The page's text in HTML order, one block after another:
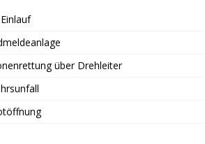
über Drehleiter